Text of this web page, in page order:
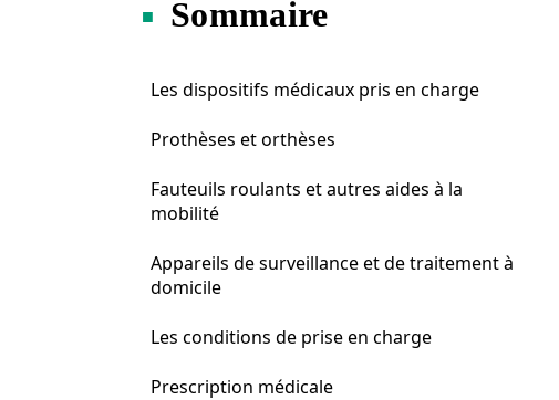
Sommaire
Les dispositifs médicaux pris en charge
Prothèses et orthèses
Fauteuils roulants et autres aides à la
mobilité
Appareils de surveillance et de traitement à
domicile
Les conditions de prise en charge
Prescription médicale